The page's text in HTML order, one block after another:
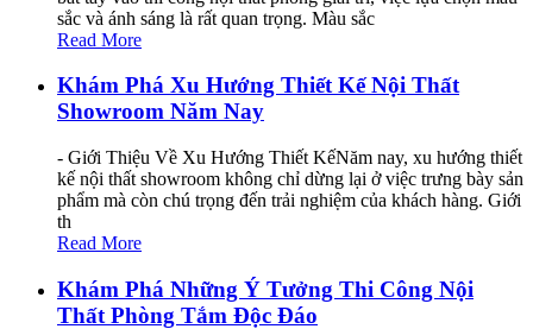
sắc và ánh sáng là rất quan trọng. Màu sắc
Read More
Khám Phá Xu Hướng Thiết Kế Nội Thất
Showroom Năm Nay
- Giới Thiệu Về Xu Hướng Thiết KếNăm nay, xu hướng thiết
kế nội thất showroom không chỉ dừng lại ở việc trưng bày sản
phẩm mà còn chú trọng đến trải nghiệm của khách hàng. Giới
th
Read More
Khám Phá Những Ý Tưởng Thi Công Nội
Thất Phòng Tắm Độc Đáo